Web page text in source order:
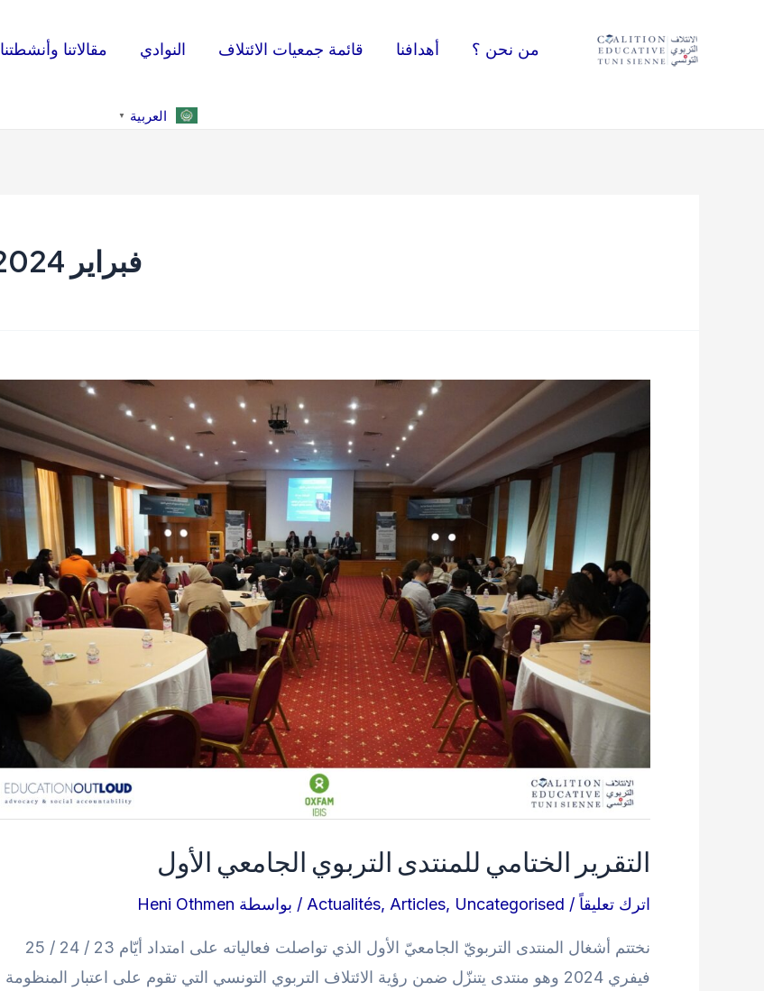
من نحن ؟ أهدافنا قائمة جمعيات الائتلاف النوادي مقالاتنا وأنشطتنا
العربية ▼
فبراير 2024
التقرير الختامي للمنتدى التربوي الجامعي الأول
اترك تعليقاً /
Actualités, Articles, Uncategorised / بواسطة Heni Othmen
نختتم أشغال المنتدى التربويّ الجامعيّ الأول الذي تواصلت فعالياته على امتداد أيّام 23 / 24 / 25
فيفري 2024 وهو منتدى يتنزّل ضمن رؤية الائتلاف التربوي التونسي التي تقوم على اعتبار المنظومة